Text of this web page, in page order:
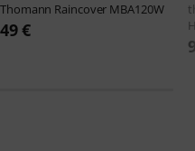
Thomann Raincover MBA120W
49 €